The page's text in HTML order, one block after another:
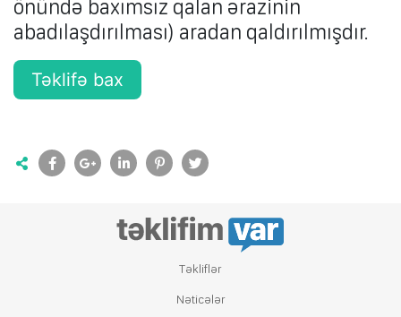
önündə baxımsız qalan ərazinin
abadılaşdırılması) aradan qaldırılmışdır.
Təklifə bax
Tǝkliflǝr
Nǝticǝlǝr